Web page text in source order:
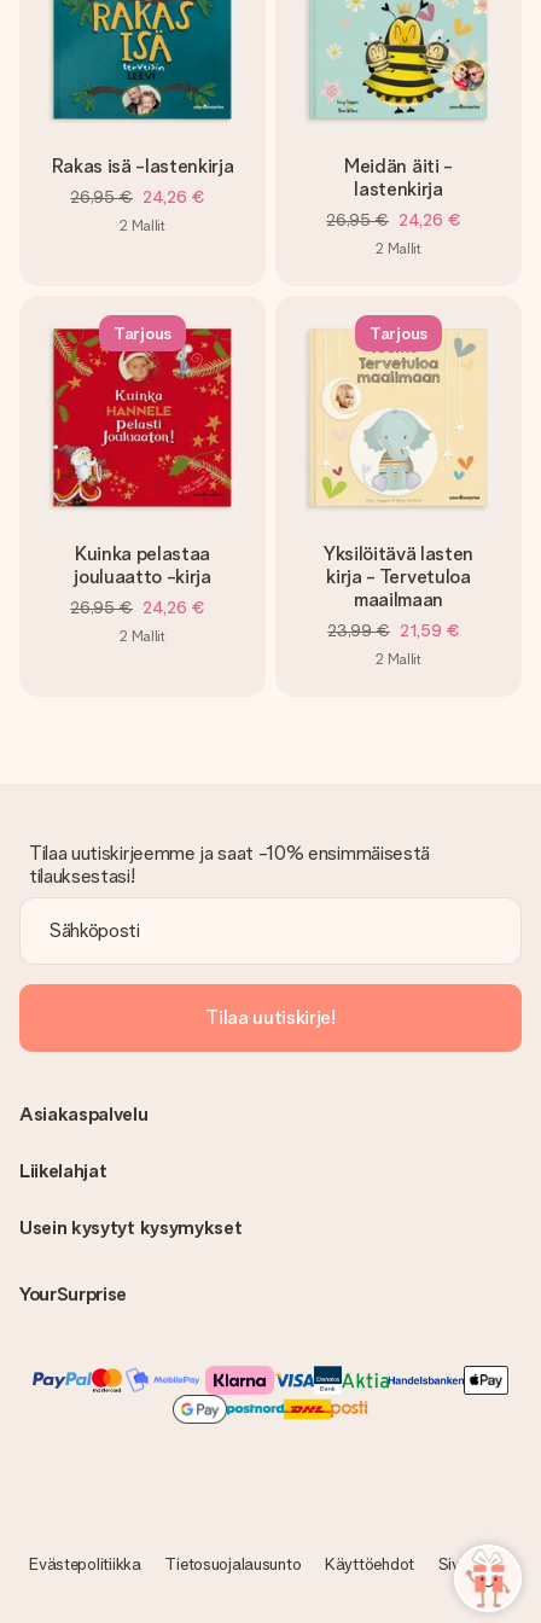
nopeammin kuin ehdit sanoa “yllätys!”
Rakas isä -lastenkirja
26,95 € 24,26 €
2 Mallit
Meidän äiti -
lastenkirja
26,95 € 24,26 €
2 Mallit
Tarjous
Kuinka pelastaa
jouluaatto -kirja
26,95 € 24,26 €
2 Mallit
Tarjous
Yksilöitävä lasten
kirja - Tervetuloa
maailmaan
23,99 € 21,59 €
2 Mallit
Tilaa uutiskirjeemme ja saat -10% ensimmäisestä
tilauksestasi!
Tilaa uutiskirje!
Usein kysytyt kysymykset
YourSurprise
Asiakaspalvelu
Liikelahjat
Evästepolitiikka Tietosuojalausunto Käyttöehdot Sivukartta